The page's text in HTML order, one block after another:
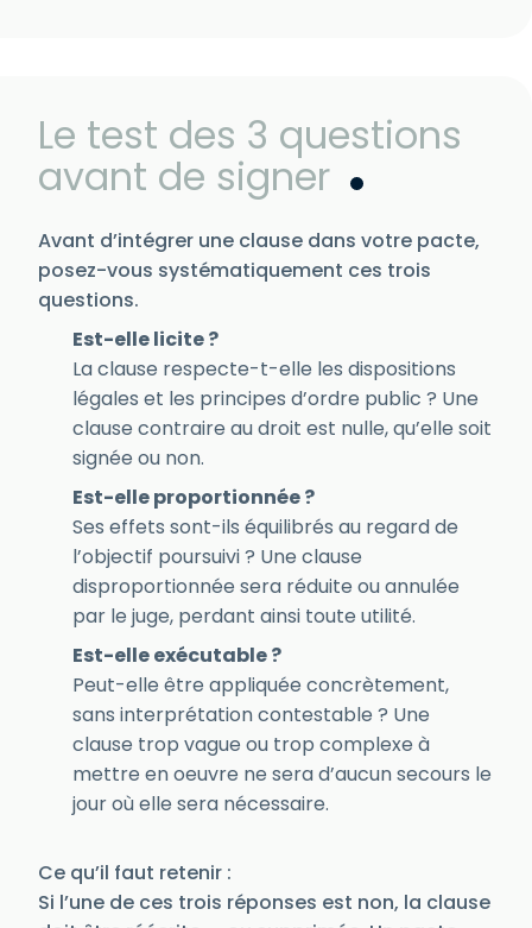
Le test des 3 questions
avant de signer
Avant d’intégrer une clause dans votre pacte,
posez-vous systématiquement ces trois
questions.
Est-elle licite ?
La clause respecte-t-elle les dispositions
légales et les principes d’ordre public ? Une
clause contraire au droit est nulle, qu’elle soit
signée ou non.
Est-elle proportionnée ?
Ses effets sont-ils équilibrés au regard de
l’objectif poursuivi ? Une clause
disproportionnée sera réduite ou annulée
par le juge, perdant ainsi toute utilité.
Est-elle exécutable ?
Peut-elle être appliquée concrètement,
sans interprétation contestable ? Une
clause trop vague ou trop complexe à
mettre en oeuvre ne sera d’aucun secours le
jour où elle sera nécessaire.
Ce qu’il faut retenir :
Si l’une de ces trois réponses est non, la clause